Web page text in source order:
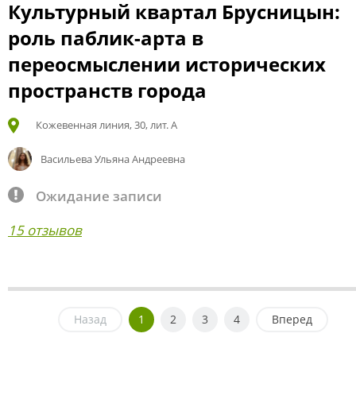
Культурный квартал Брусницын:
роль паблик-арта в
переосмыслении исторических
пространств города
Кожевенная линия, 30, лит. А
Васильева Ульяна Андреевна
Ожидание записи
15 отзывов
Назад 1 2 3 4 Вперед